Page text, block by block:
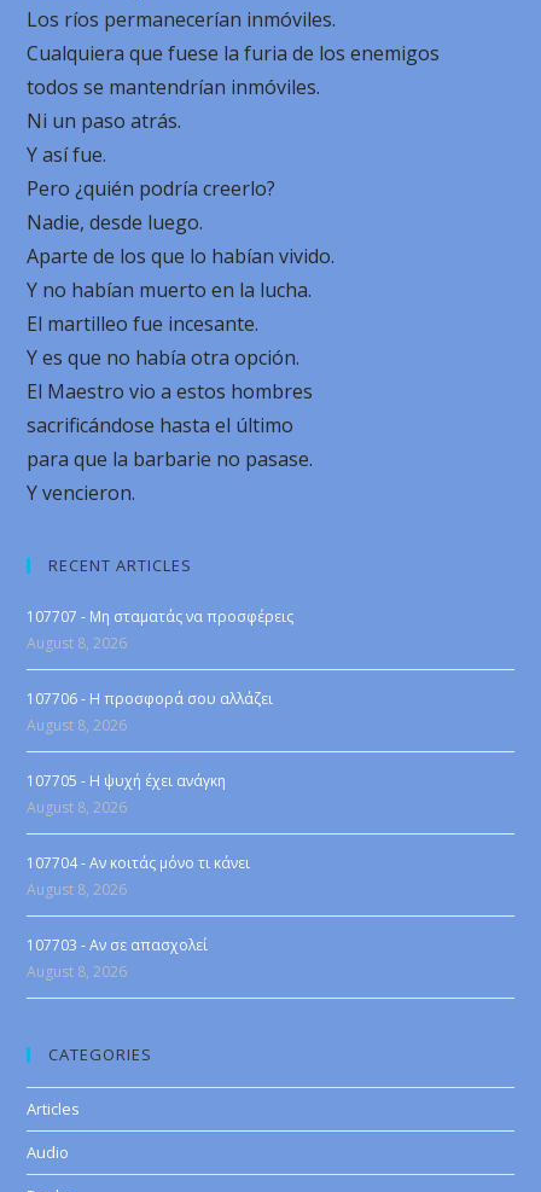
Los ríos permanecerían inmóviles.
Cualquiera que fuese la furia de los enemigos
todos se mantendrían inmóviles.
Ni un paso atrás.
Y así fue.
Pero ¿quién podría creerlo?
Nadie, desde luego.
Aparte de los que lo habían vivido.
Y no habían muerto en la lucha.
El martilleo fue incesante.
Y es que no había otra opción.
El Maestro vio a estos hombres
sacrificándose hasta el último
para que la barbarie no pasase.
Y vencieron.
RECENT ARTICLES
107707 - Μη σταματάς να προσφέρεις
August 8, 2026
107706 - Η προσφορά σου αλλάζει
August 8, 2026
107705 - Η ψυχή έχει ανάγκη
August 8, 2026
107704 - Αν κοιτάς μόνο τι κάνει
August 8, 2026
107703 - Αν σε απασχολεί
August 8, 2026
CATEGORIES
Articles
Audio